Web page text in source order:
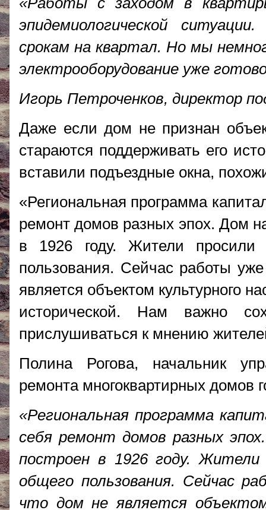
эпидемиологической
срокам на квартал. Но мы
электрооборудование уже
Игорь Петроченков, директор
Даже если дом не признан
стараются поддерживать его
вставили подъездные окна,
«Региональная программа
ремонт домов разных эпох. Дом
в 1926 году. Жители
пользования. Сейчас работы
является объектом культурного
исторической. Нам важно
прислушиваться к мнению
Полина Рогова, начальник
ремонта многоквартирных домов
«Региональная программа
себя ремонт домов разных
построен в 1926 году.
общего пользования. Сейчас
что дом не является